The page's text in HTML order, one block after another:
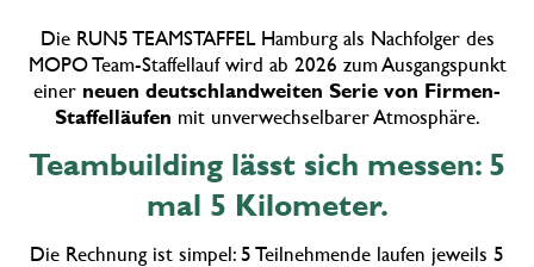
Die RUN5 TEAMSTAFFEL Hamburg als Nachfolger des
MOPO Team-Staffellauf wird ab 2026 zum Ausgangspunkt
einer neuen deutschlandweiten Serie von Firmen-
Staffelläufen mit unverwechselbarer Atmosphäre.
Teambuilding lässt sich messen: 5
mal 5 Kilometer.
Die Rechnung ist simpel: 5 Teilnehmende laufen jeweils 5